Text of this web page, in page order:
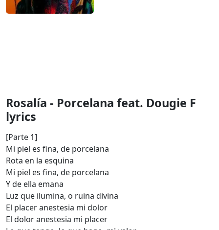
Rosalía - Porcelana feat. Dougie F
lyrics
[Parte 1]
Mi piel es fina, de porcelana
Rota en la esquina
Mi piel es fina, de porcelana
Y de ella emana
Luz que ilumina, o ruina divina
El placer anestesia mi dolor
El dolor anestesia mi placer